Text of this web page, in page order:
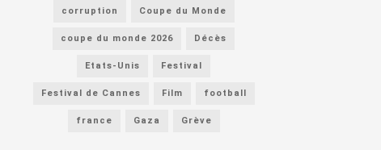
corruption Coupe du Monde
coupe du monde 2026 Décès
Etats-Unis Festival
Festival de Cannes Film football
france Gaza Grève